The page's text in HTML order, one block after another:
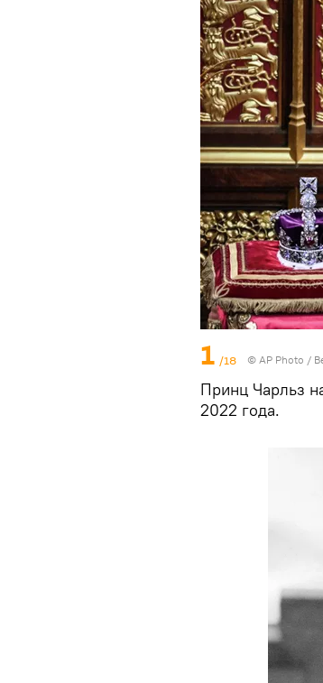
1 /18 © AP Photo /
Принц Чарльз
2022 года.